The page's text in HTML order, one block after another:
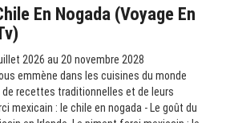
En Nogada (Voyage En
2026 au 20 novembre 2028
emmène dans les cuisines du monde
de recettes traditionnelles et de leurs
mexicain : le chile en nogada - Le goût du